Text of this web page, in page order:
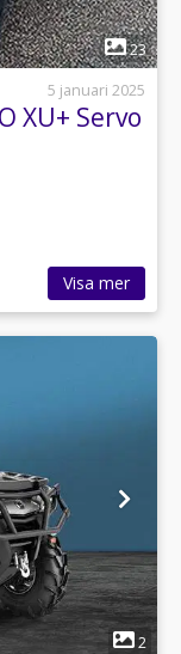
23
5 januari 2025
XU+ Servo
Visa mer
2